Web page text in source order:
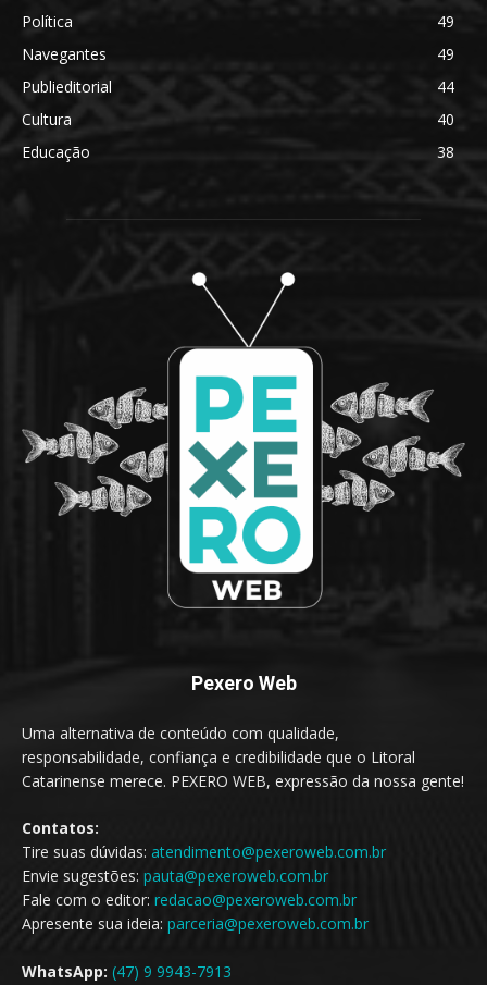
Política
49
Navegantes
49
Publieditorial
44
Cultura
40
Educação
38
Pexero Web
Uma alternativa de conteúdo com qualidade,
responsabilidade, confiança e credibilidade que o Litoral
Catarinense merece. PEXERO WEB, expressão da nossa gente!
Contatos:
Tire suas dúvidas: atendimento@pexeroweb.com.br
Envie sugestões: pauta@pexeroweb.com.br
Fale com o editor: redacao@pexeroweb.com.br
Apresente sua ideia: parceria@pexeroweb.com.br
WhatsApp: (47) 9 9943-7913